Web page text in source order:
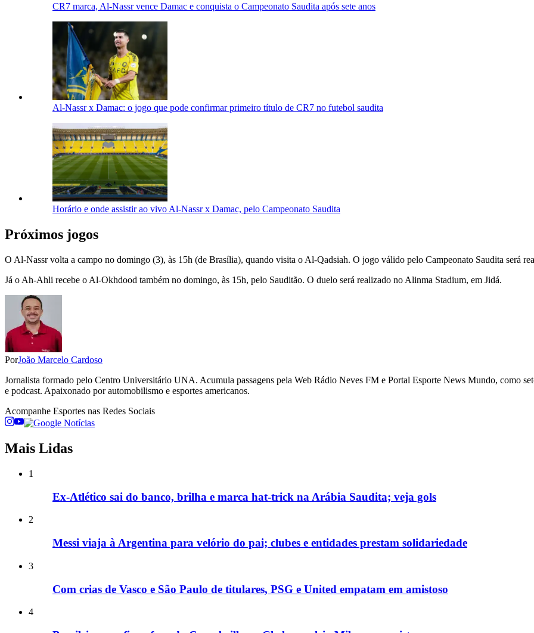
CR7 marca, Al-Nassr vence Damac e conquista o Campeonato Saudita após sete anos
Al-Nassr x Damac: o jogo que pode confirmar primeiro título de CR7 no futebol saudita
Horário e onde assistir ao vivo Al-Nassr x Damac, pelo Campeonato Saudita
Próximos jogos
O Al-Nassr volta a campo no domingo (3), às 15h (de Brasília), quando visita o Al-Qadsiah. O jogo válido pelo Campeonato Saudita será
Já o Ah-Ahli recebe o Al-Okhdood também no domingo, às 15h, pelo Sauditão. O duelo será realizado no Alinma Stadium, em Jidá.
PorJoão Marcelo Cardoso
Jornalista formado pelo Centro Universitário UNA. Acumula passagens pela Web Rádio Neves FM e Portal Esporte News Mundo, como
e podcast. Apaixonado por automobilismo e esportes americanos.
Acompanhe Esportes nas Redes Sociais
Mais Lidas
1
Ex-Atlético sai do banco, brilha e marca hat-trick na Arábia Saudita; veja gols
2
Messi viaja à Argentina para velório do pai; clubes e entidades prestam solidariedade
3
Com crias de Vasco e São Paulo de titulares, PSG e United empatam em amistoso
4